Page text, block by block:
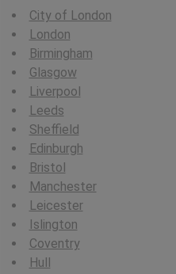
City of London
London
Birmingham
Glasgow
Liverpool
Leeds
Sheffield
Edinburgh
Bristol
Manchester
Leicester
Islington
Coventry
Hull